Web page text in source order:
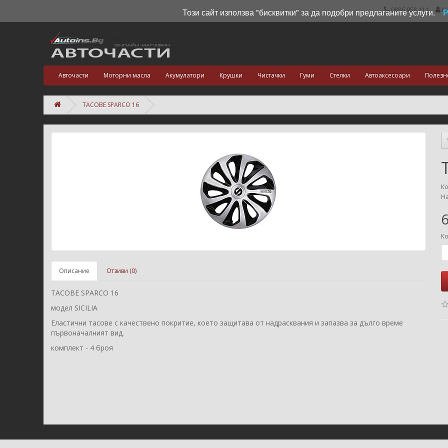
0886 958 111
Авточасти Моторни масла Акумулатори Крушки Чистачки Гуми Стелки Автоаксесоари
ТАСОВЕ SPARCO 16
Описание Отзиви (0)
ТАСОВЕ SPARCO 16
модел SICILIA
Еластични тасове с качествено покритие, което защитава от надрасквания и запазва за дълго време
първоначалният вид.
комплект - 4 броя
Този сайт използва "бисквитки" за да подобри предлаганите услуги.